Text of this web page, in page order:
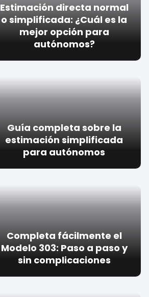
Estimación directa normal
o simplificada: ¿Cuál es la
mejor opción para
autónomos?
Guía completa sobre la
estimación simplificada
para autónomos
Completa fácilmente el
Modelo 303: Paso a paso y
sin complicaciones